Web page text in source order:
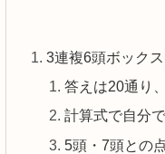
3連複6頭ボック
答えは20通り
計算式で自分
5頭・7頭との